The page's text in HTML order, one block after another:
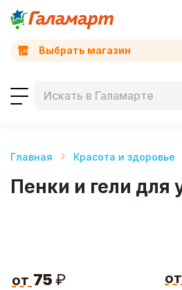
Выбрать магазин
Главная Красота и здоровье
Пенки и гели для
от 75 ₽ от